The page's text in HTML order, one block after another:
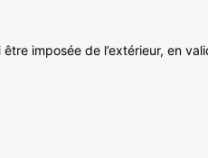
imposée de l’extérieur, en